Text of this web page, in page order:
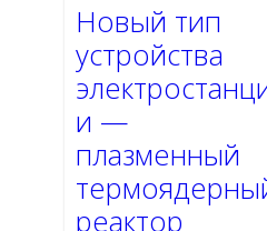
Новый тип
устройства
и —
плазменный
реактор